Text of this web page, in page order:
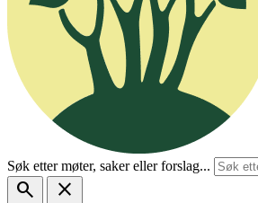
Søk etter møter, saker eller forslag...
search
close